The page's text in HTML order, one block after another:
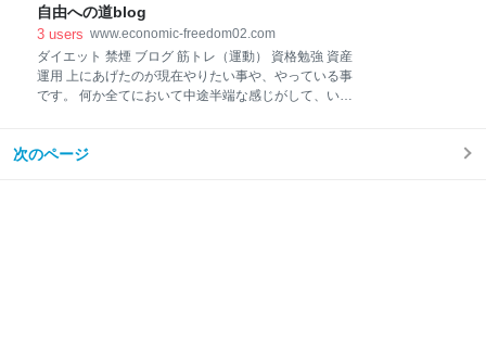
Ｄイギリス１００って？という方に簡単に説明しま
す。 イギリス１００とはイギリスのロンドン証券市場
に上場されている上位１００社の株価指数です。 超簡
単に言うと、日経平均やダウ平均の英国版です。 詳細
は下記の記事を参照ください。 www.economic-
ことは有りません。 もちろん国家自体が無くなれば通
自由への道blog
3 users www.economic-freedom02.com
ダイエット 禁煙 ブログ 筋トレ（運動） 資格勉強 資産
運用 上にあげたのが現在やりたい事や、やっている事
です。 何か全てにおいて中途半端な感じがして、いま
し成果に繋げるのが難しい。 ブログも何とか半年は続
次のページ